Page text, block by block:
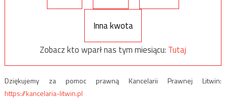
Inna kwota
Zobacz kto wparł nas tym miesiącu: Tutaj
Dziękujemy za pomoc prawną Kancelarii Prawnej Litwin:
https://kancelaria-litwin.pl